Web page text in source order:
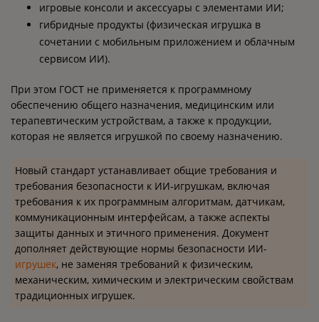
игровые консоли и аксессуары с элементами ИИ;
гибридные продукты (физическая игрушка в
сочетании с мобильным приложением и облачным
сервисом ИИ).
При этом ГОСТ не применяется к программному
обеспечению общего назначения, медицинским или
терапевтическим устройствам, а также к продукции,
которая не является игрушкой по своему назначению.
Новый стандарт устанавливает общие требования и
требования безопасности к ИИ-игрушкам, включая
требования к их программным алгоритмам, датчикам,
коммуникационным интерфейсам, а также аспекты
защиты данных и этичного применения. Документ
дополняет действующие нормы безопасности ИИ-
игрушек, не заменяя требований к физическим,
механическим, химическим и электрическим свойствам
традиционных игрушек.